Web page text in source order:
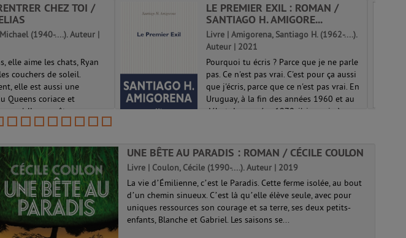
CHEZ TOI /
(1940-....). Auteur |
elle aime les chats, Ryan
couchers de soleil.
elle est aussi une
Queens coriace et
qu'elle enquête sur une
retrouve l'homme qu'elle
LE PREMIER EXIL : ROMAN /
SANTIAGO H. AMIGORE...
Livre | Amigorena, Santiago H. (1962-....).
Auteur | 2021
Pourquoi tu écris ? Parce que je ne parle
pas. Ce n'est pas vrai. C'est pour ça aussi
que j'écris, parce que ce n'est pas vrai. En
Uruguay, à la fin des années 1960 et au
début des années 1970, j'ai appris à
UNE BÊTE AU PARADIS : ROMAN / CÉCILE COULON
Livre | Coulon, Cécile (1990-....). Auteur | 2019
La vie d’Émilienne, c’est le Paradis. Cette ferme isolée, au bout
d’un chemin sinueux. C’est là qu’elle élève seule, avec pour
uniques ressources son courage et sa terre, ses deux petits-
enfants, Blanche et Gabriel. Les saisons se...